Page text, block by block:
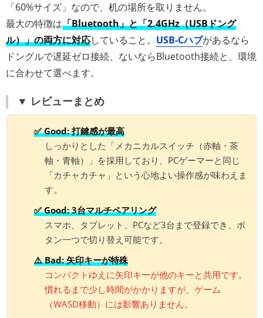
「60%サイズ」なので、机の場所を取りません。
最大の特徴は「Bluetooth」と「2.4GHz（USBドング
ル）」の両方に対応していること。 USB-Cハブがあるなら
ドングルで遅延ゼロ接続、ないならBluetooth接続と、環境
に合わせて選べます。
▼ レビューまとめ
✅ Good: 打鍵感が最高
しっかりとした「メカニカルスイッチ（赤軸・茶
軸・青軸）」を採用しており、PCゲーマーと同じ
「カチャカチャ」という心地よい操作感が味わえま
す。
✅ Good: 3台マルチペアリング
スマホ、タブレット、PCなど3台まで登録でき、ボ
タン一つで切り替え可能です。
⚠️ Bad: 矢印キーが特殊
コンパクトゆえに矢印キーが他のキーと共用です。
慣れるまで少し時間がかかりますが、ゲーム
（WASD移動）には影響ありません。